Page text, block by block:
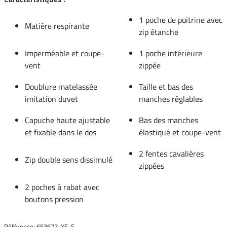
Matière respirante
1 poche de poitrine avec
zip étanche
Imperméable et coupe-
vent
1 poche intérieure
zippée
Doublure matelassée
imitation duvet
Taille et bas des
manches réglables
Capuche haute ajustable
et fixable dans le dos
Bas des manches
élastiqué et coupe-vent
Zip double sens dissimulé
2 fentes cavalières
zippées
2 poches à rabat avec
boutons pression